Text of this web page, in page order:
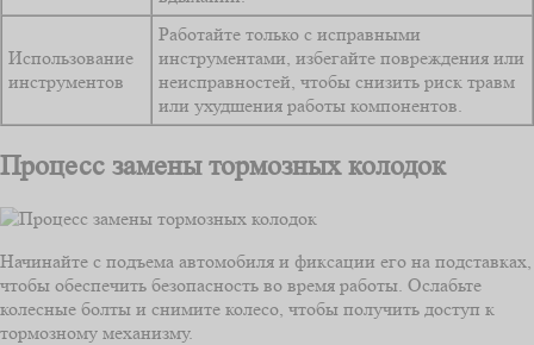
Использование
инструментов
Работайте только с исправными
инструментами, избегайте повреждения или
неисправностей, чтобы снизить риск травм
или ухудшения работы компонентов.
Процесс замены тормозных колодок
Начинайте с подъема автомобиля и фиксации его на подставках,
чтобы обеспечить безопасность во время работы. Ослабьте
колесные болты и снимите колесо, чтобы получить доступ к
тормозному механизму.